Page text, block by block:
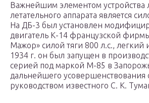
Важнейшим элементом устройства
летательного аппарата является
На ДБ-3 был установлен
двигатель К-14 французской
Мажор» силой тяги 800 л.с.,
1934 г. он был запущен в
серией под маркой М-85 в
дальнейшего усовершенствования
руководством известного С. К.